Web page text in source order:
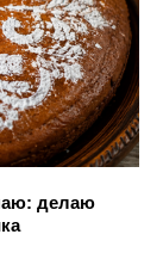
делаю